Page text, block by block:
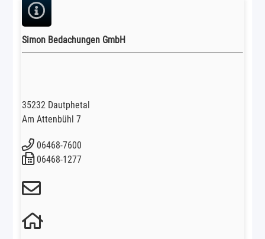
Simon Bedachungen GmbH
35232 Dautphetal
Am Attenbühl 7
06468-7600
06468-1277